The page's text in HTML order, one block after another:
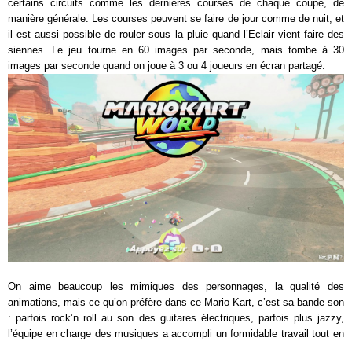
certains circuits comme les dernières courses de chaque coupe, de
manière générale. Les courses peuvent se faire de jour comme de nuit, et
il est aussi possible de rouler sous la pluie quand l’Eclair vient faire des
siennes. Le jeu tourne en 60 images par seconde, mais tombe à 30
images par seconde quand on joue à 3 ou 4 joueurs en écran partagé.
On aime beaucoup les mimiques des personnages, la qualité des
animations, mais ce qu’on préfère dans ce Mario Kart, c’est sa bande-son
: parfois rock’n roll au son des guitares électriques, parfois plus jazzy,
l’équipe en charge des musiques a accompli un formidable travail tout en